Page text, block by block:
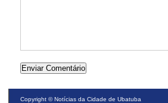
Copyright ©Notícias da Cidade de Ubatuba